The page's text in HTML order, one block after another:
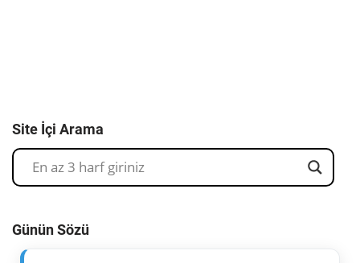
Site İçi Arama
Günün Sözü